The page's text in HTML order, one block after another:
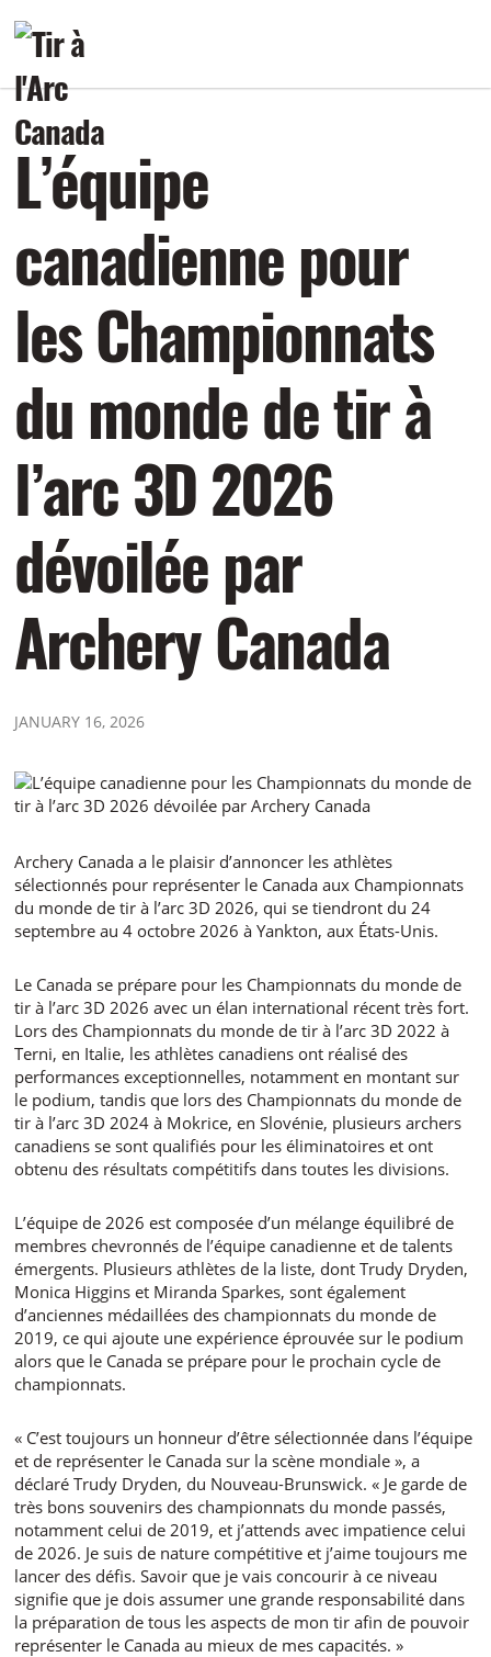
L’équipe
canadienne pour
les Championnats
du monde de tir à
l’arc 3D 2026
dévoilée par
Archery Canada
JANUARY 16, 2026
Archery Canada a le plaisir d’annoncer les athlètes
sélectionnés pour représenter le Canada aux Championnats
du monde de tir à l’arc 3D 2026, qui se tiendront du 24
septembre au 4 octobre 2026 à Yankton, aux États-Unis.
Le Canada se prépare pour les Championnats du monde de
tir à l’arc 3D 2026 avec un élan international récent très fort.
Lors des Championnats du monde de tir à l’arc 3D 2022 à
Terni, en Italie, les athlètes canadiens ont réalisé des
performances exceptionnelles, notamment en montant sur
le podium, tandis que lors des Championnats du monde de
tir à l’arc 3D 2024 à Mokrice, en Slovénie, plusieurs archers
canadiens se sont qualifiés pour les éliminatoires et ont
obtenu des résultats compétitifs dans toutes les divisions.
L’équipe de 2026 est composée d’un mélange équilibré de
membres chevronnés de l’équipe canadienne et de talents
émergents. Plusieurs athlètes de la liste, dont Trudy Dryden,
Monica Higgins et Miranda Sparkes, sont également
d’anciennes médaillées des championnats du monde de
2019, ce qui ajoute une expérience éprouvée sur le podium
alors que le Canada se prépare pour le prochain cycle de
championnats.
« C’est toujours un honneur d’être sélectionnée dans l’équipe
et de représenter le Canada sur la scène mondiale », a
déclaré Trudy Dryden, du Nouveau-Brunswick. « Je garde de
très bons souvenirs des championnats du monde passés,
notamment celui de 2019, et j’attends avec impatience celui
de 2026. Je suis de nature compétitive et j’aime toujours me
lancer des défis. Savoir que je vais concourir à ce niveau
signifie que je dois assumer une grande responsabilité dans
la préparation de tous les aspects de mon tir afin de pouvoir
représenter le Canada au mieux de mes capacités. »